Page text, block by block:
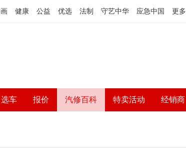
健康 公益 优选 法制 守艺中华 应急中国 更多
选车 报价 汽修百科 特卖活动 经销商